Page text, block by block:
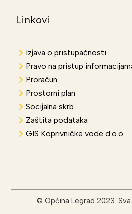
Linkovi
Izjava o pristupačnosti
Pravo na pristup
Proračun
Prostorni plan
Socijalna skrb
Zaštita podataka
GIS Koprivničke vode d.o.o.
© Općina Legrad 2023. Sva